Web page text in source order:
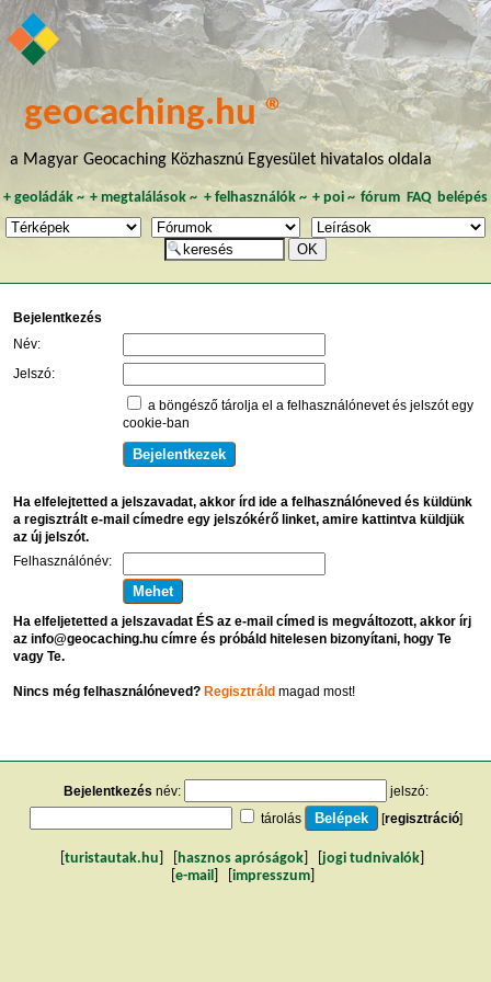
geocaching.hu ®
a Magyar Geocaching Közhasznú Egyesület hivatalos oldala
+ geoládák~ +megtalálások ~ + felhasználók~ + poi~ fórum FAQ belépés
Bejelentkezés
Név:
Jelszó:
a böngésző tárolja el a felhasználónevet és jelszót egy
cookie-ban
Ha elfelejtetted a jelszavadat, akkor írd ide a felhasználóneved és küldünk
a regisztrált e-mail címedre egy jelszókérő linket, amire kattintva küldjük
az új jelszót.
Felhasználónév:
Ha elfeljetetted a jelszavadat ÉS az e-mail címed is megváltozott, akkor írj
az info@geocaching.hu címre és próbáld hitelesen bizonyítani, hogy Te
vagy Te.
Nincs még felhasználóneved? Regisztráldmagad most!
Bejelentkezés név:
jelszó:
tárolás
[regisztráció]
turistautak.hu hasznos apróságok jogi tudnivalók
e-mail impresszum]